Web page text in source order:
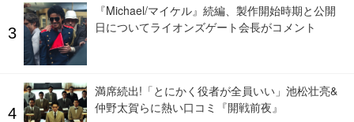
『Michael/マイケル』続編、製作開始時期と公開
日についてライオンズゲート会長がコメント
満席続出!「とにかく役者が全員いい」池松壮亮&
仲野太賀らに熱い口コミ『開戦前夜』